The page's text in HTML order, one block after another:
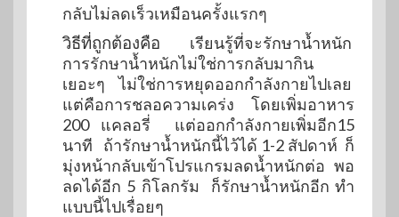
กลับไม่ลดเร็วเหมือนครั้งแรกๆ
วิธีที่ถูกต้องคือ เรียนรู้ที่จะรักษาน้ำหนัก
การรักษาน้ำหนักไม่ใช่การกลับมากิน
เยอะๆ ไม่ใช่การหยุดออกกำลังกายไปเลย
แต่คือการชลอความเคร่ง โดยเพิ่มอาหาร
200 แคลอรี่ แต่ออกกำลังกายเพิ่มอีก15
นาที ถ้ารักษาน้ำหนักนี้ไว้ได้ 1-2 สัปดาห์ ก็
มุ่งหน้ากลับเข้าโปรแกรมลดน้ำหนักต่อ พอ
ลดได้อีก 5 กิโลกรัม ก็รักษาน้ำหนักอีก ทำ
แบบนี้ไปเรื่อยๆ